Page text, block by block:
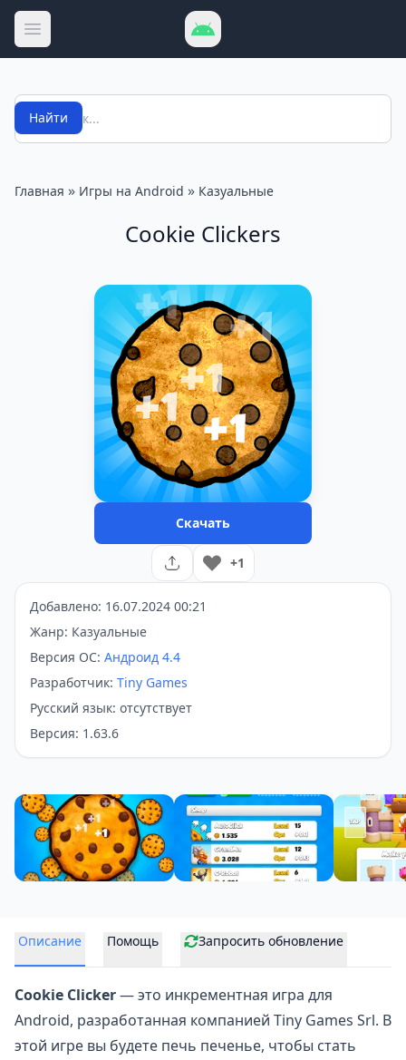
Открыть меню
Поиск
Найти
Главная » Игры на Android » Казуальные
Cookie Clickers
Скачать
+1
Добавлено: 16.07.2024 00:21
Жанр: Казуальные
Версия ОС: Андроид 4.4
Разработчик: Tiny Games
Русский язык: отсутствует
Версия: 1.63.6
Описание Помощь Запросить обновление
Cookie Clicker— это инкрементная игра для
Android, разработанная компанией Tiny Games Srl. В
этой игре вы будете печь печенье, чтобы стать